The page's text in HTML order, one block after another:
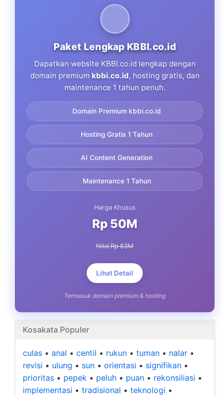
Paket Lengkap KBBI.co.id
Dapatkan website KBBI.co.id lengkap dengan
domain premium kbbi.co.id, hosting gratis, dan
maintenance 1 tahun penuh.
Domain Premium kbbi.co.id
Hosting Gratis 1 Tahun
AI Content Generation
Maintenance 1 Tahun
Harga Khusus
Rp 50M
Nilai Rp 83M
Lihat Detail
Termasuk domain premium & hosting
Kosakata Populer
culas • anal • centil • rukun • tuman • nalar •
revisi • ulung • sun • orientasi • signifikan •
prioritas • pepek • peluh • puan • rekonsiliasi •
implementasi • tradisional • teknologi •